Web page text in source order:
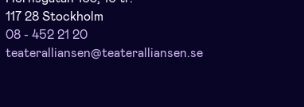
117 28 Stockholm
08 - 452 21 20
teateralliansen@teateralliansen.se